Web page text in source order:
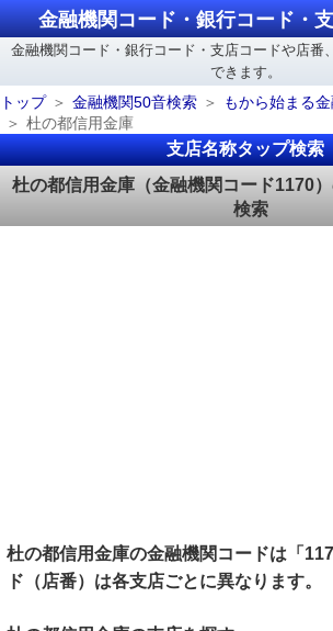
金融機関コード・銀行コード・
金融機関コード・銀行コード・支店コードや店番
できます。
トップ
金融機関50音検索
もから始まる
杜の都信用金庫
支店名称タップ検索
杜の都信用金庫（金融機関コード1170
検索
杜の都信用金庫の金融機関コードは「
ド（店番）は各支店ごとに異なります。